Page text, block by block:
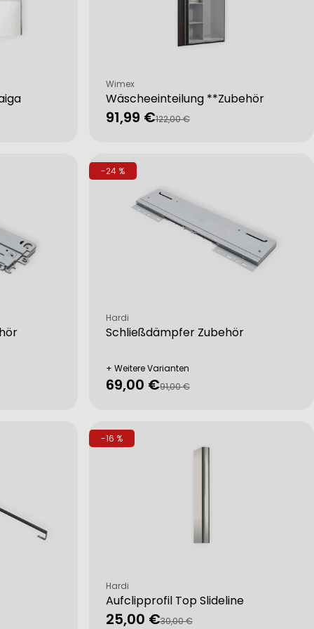
Wäscheeinteilung **Zubehör
Verkäufer:
Wimex
Verkaufspreis
91,99 €
Regulärer
122,00 €
-24 %
Schließdämpfer Zubehör
Verkäufer:
Hardi
+ Weitere Varianten
Verkaufspreis
69,00 €
Regulärer91,00 €
-16 %
Aufclipprofil Top Slideline
Verkäufer:
Hardi
Verkaufspreis
25,00 €
Regulärer30,00 €